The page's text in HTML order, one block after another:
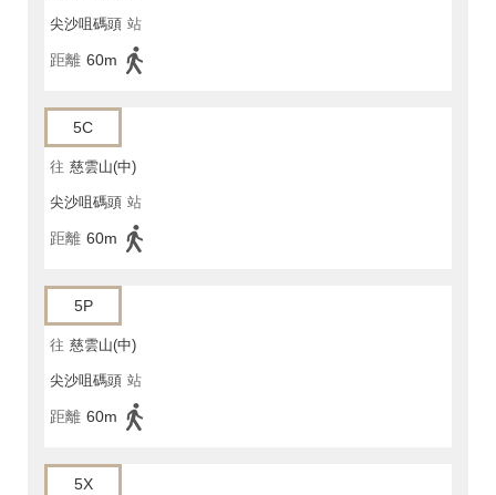
尖沙咀碼頭 站
距離 60m
5C
往 慈雲山(中)
尖沙咀碼頭 站
距離 60m
5P
往 慈雲山(中)
尖沙咀碼頭 站
距離 60m
5X